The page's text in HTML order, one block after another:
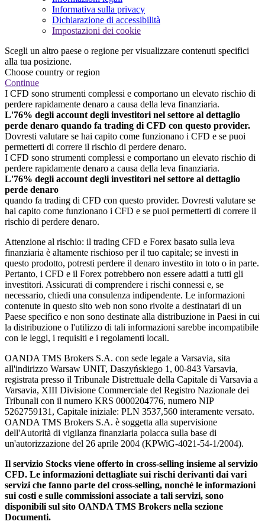
Informativa sulla privacy
Dichiarazione di accessibilità
Impostazioni dei cookie
Scegli un altro paese o regione per visualizzare contenuti specifici
alla tua posizione.
Choose country or region
Continue
I CFD sono strumenti complessi e comportano un elevato rischio di
perdere rapidamente denaro a causa della leva finanziaria.
L'76% degli account degli investitori nel settore al dettaglio
perde denaro quando fa trading di CFD con questo provider.
Dovresti valutare se hai capito come funzionano i CFD e se puoi
permetterti di correre il rischio di perdere denaro.
I CFD sono strumenti complessi e comportano un elevato rischio di
perdere rapidamente denaro a causa della leva finanziaria.
L'76% degli account degli investitori nel settore al dettaglio
perde denaro
quando fa trading di CFD con questo provider. Dovresti valutare se
hai capito come funzionano i CFD e se puoi permetterti di correre il
rischio di perdere denaro.
Attenzione al rischio: il trading CFD e Forex basato sulla leva
finanziaria è altamente rischioso per il tuo capitale; se investi in
questo prodotto, potresti perdere il denaro investito in toto o in parte.
Pertanto, i CFD e il Forex potrebbero non essere adatti a tutti gli
investitori. Assicurati di comprendere i rischi connessi e, se
necessario, chiedi una consulenza indipendente. Le informazioni
contenute in questo sito web non sono rivolte a destinatari di un
Paese specifico e non sono destinate alla distribuzione in Paesi in cui
la distribuzione o l'utilizzo di tali informazioni sarebbe incompatibile
con le leggi, i requisiti e i regolamenti locali.
OANDA TMS Brokers S.A. con sede legale a Varsavia, sita
all'indirizzo Warsaw UNIT, Daszyńskiego 1, 00-843 Varsavia,
registrata presso il Tribunale Distrettuale della Capitale di Varsavia a
Varsavia, XIII Divisione Commerciale del Registro Nazionale dei
Tribunali con il numero KRS 0000204776, numero NIP
5262759131, Capitale iniziale: PLN 3537,560 interamente versato.
OANDA TMS Brokers S.A. è soggetta alla supervisione
dell'Autorità di vigilanza finanziaria polacca sulla base di
un'autorizzazione del 26 aprile 2004 (KPWiG-4021-54-1/2004).
Il servizio Stocks viene offerto in cross-selling insieme al servizio
CFD. Le informazioni dettagliate sui rischi derivanti dai vari
servizi che fanno parte del cross-selling, nonché le informazioni
sui costi e sulle commissioni associate a tali servizi, sono
disponibili sul sito OANDA TMS Brokers nella sezione
Documenti.